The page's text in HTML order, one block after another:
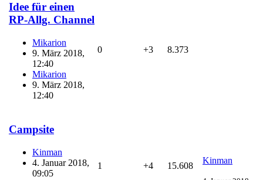
Idee für einen
RP-Allg. Channel
Mikarion
9. März 2018,
12:40
Mikarion
9. März 2018,
12:40
0 +3 8.373
Campsite
Kinman
4. Januar 2018,
09:05
1 +4 15.608
Kinman